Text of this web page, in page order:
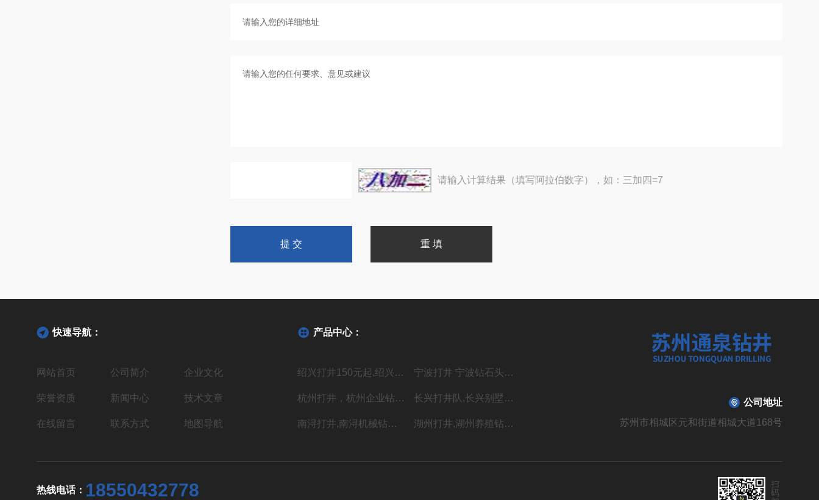
请输入计算结果（填写阿拉伯数字），如：三加四=7
快速导航：
网站首页 公司简介 企业文化
荣誉资质 新闻中心 技术文章
在线留言 联系方式 地图导航
产品中心：
绍兴打井150元起,绍兴机器钻水井施工单位 宁波打井 宁波钻石头井20年经验丰富
杭州打井，杭州企业钻井，上门施工价格低 长兴打井队,长兴别墅打水井,本地专业钻井队
南浔打井,南浔机械钻岩石水深水井 湖州打井,湖州养殖钻岩石井 别墅用水井
公司地址
苏州市相城区元和街道相城大道168号
热线电话： 18550432778
扫
码